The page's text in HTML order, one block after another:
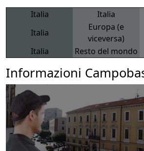
Italia
Italia
Italia
Europa (e
viceversa)
Italia
Resto del mondo
Informazioni